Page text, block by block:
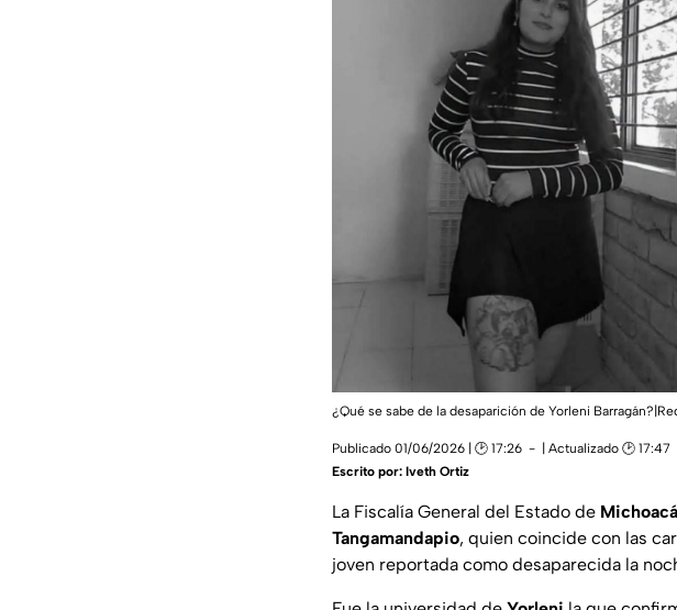
¿Qué se sabe de la desaparición de Yorleni
Publicado 01/06/2026 | 🕑 17:26 | Actualizado 🕑 17:47
Escrito por: Iveth Ortiz
La Fiscalía General del Estado de
Tangamandapio, quien coincide con las
joven reportada como desaparecida la